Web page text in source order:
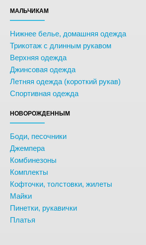
МАЛЬЧИКАМ
Нижнее белье, домашняя одежда
Трикотаж с длинным рукавом
Верхняя одежда
Джинсовая одежда
Летняя одежда (короткий рукав)
Спортивная одежда
НОВОРОЖДЕННЫМ
Боди, песочники
Джемпера
Комбинезоны
Комплекты
Кофточки, толстовки, жилеты
Майки
Пинетки, рукавички
Платья